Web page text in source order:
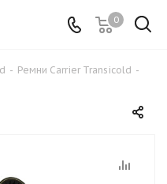
0
- Ремни Carrier Transicold -